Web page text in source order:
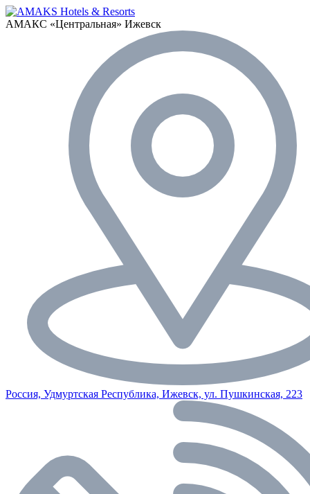
АМАКС «‎Центральная» Ижевск
Россия, Удмуртская Республика, Ижевск, ул. Пушкинская, 223